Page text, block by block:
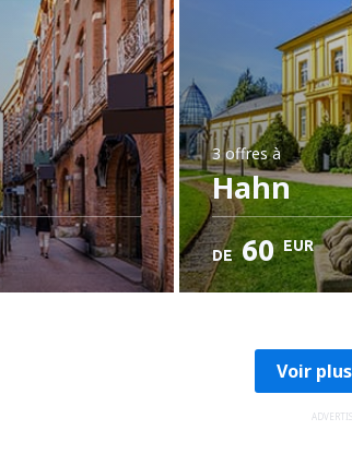
3 offresà
Hahn
DE 60 EUR
Voir